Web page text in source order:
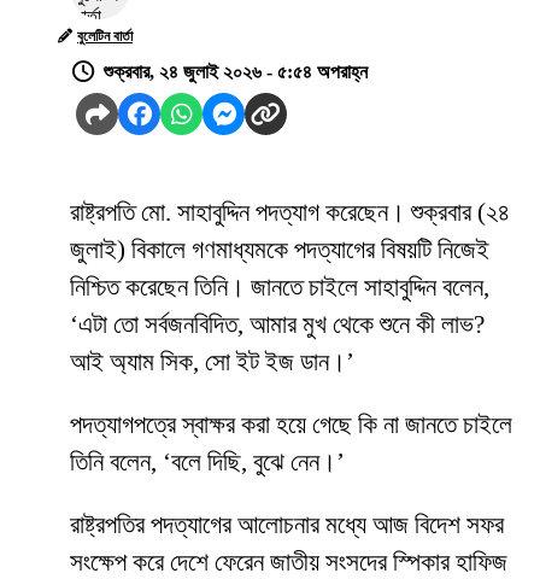
বুলেটিন বার্তা
শুক্রবার, ২৪ জুলাই ২০২৬ - ৫:৫৪ অপরাহ্ন
রাষ্ট্রপতি মো. সাহাবুদ্দিন পদত্যাগ করেছেন। শুক্রবার (২৪
জুলাই) বিকালে গণমাধ্যমকে পদত্যাগের বিষয়টি নিজেই
নিশ্চিত করেছেন তিনি। জানতে চাইলে সাহাবুদ্দিন বলেন,
‘এটা তো সর্বজনবিদিত, আমার মুখ থেকে শুনে কী লাভ?
আই অ্যাম সিক, সো ইট ইজ ডান।’
পদত্যাগপত্রে স্বাক্ষর করা হয়ে গেছে কি না জানতে চাইলে
তিনি বলেন, ‘বলে দিছি, বুঝে নেন।’
রাষ্ট্রপতির পদত্যাগের আলোচনার মধ্যে আজ বিদেশ সফর
সংক্ষেপ করে দেশে ফেরেন জাতীয় সংসদের স্পিকার হাফিজ